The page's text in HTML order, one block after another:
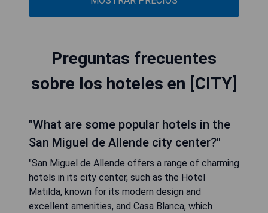
Preguntas frecuentes
sobre los hoteles en [CITY]
"What are some popular hotels in the
San Miguel de Allende city center?"
"San Miguel de Allende offers a range of charming
hotels in its city center, such as the Hotel
Matilda, known for its modern design and
excellent amenities, and Casa Blanca, which